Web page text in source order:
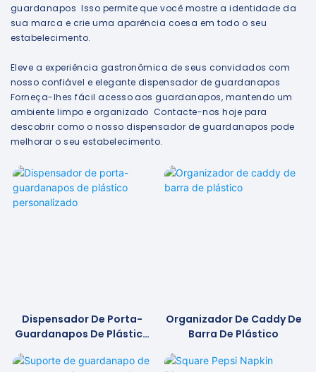
guardanapos Isso permite que você mostre a identidade da
sua marca e crie uma aparência coesa em todo o seu
estabelecimento.
Eleve a experiência gastronômica de seus convidados com
nosso confiável e elegante dispensador de guardanapos
Forneça-lhes fácil acesso aos guardanapos, mantendo um
ambiente limpo e organizado Contacte-nos hoje para
descobrir como o nosso dispensador de guardanapos pode
melhorar o seu estabelecimento.
Dispensador De Porta-
Guardanapos De Plástico
Organizador De Caddy De
Barra De Plástico